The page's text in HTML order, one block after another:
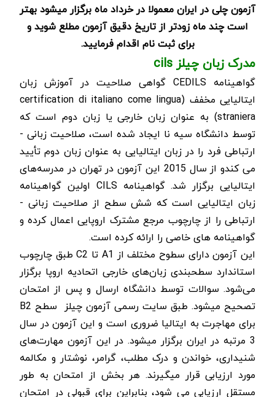
آزمون چلی در ایران معمولا در خرداد ماه برگزار می­شود بهتر
است چند ماه زودتر از تاریخ دقیق آزمون مطلع شوید و
برای ثبت نام اقدام فرمایید.
مدرک زبان چیلزcils
گواهینامه CEDILS گواهی صلاحیت در آموزش زبان
ایتالیایی مخفف (certification di italiano come lingua
straniera) به عنوان زبان خارجی یا زبان دوم است که
توسط دانشگاه سیه نا ایجاد شده است، صلاحیت زبانی -
ارتباطی فرد را در زبان ایتالیایی به عنوان زبان دوم تأیید
می کندو از سال 2015 این آزمون در تهران در مدرسه‌­های
ایتالیایی برگزار شد.گواهینامه CILS اولین گواهینامه
زبان ایتالیایی است که شش سطح از صلاحیت زبانی -
ارتباطی را از چارچوب مرجع مشترک اروپایی اعمال کرده و
گواهینامه های خاصی را ارائه کرده است.
این آزمون دارای سطوح مختلف از A1 تا C2طبق چارچوب
استاندارد سطح­بندی زبان­‌های خارجی اتحادیه اروپا برگزار
می‌شود. سوالات توسط دانشگاه ارسال و پس از امتحان
تصحیح می­شود. طبق سایت رسمی آزمون چیلز سطح B2
برای مهاجرت به ایتالیا ضروری است و این آزمون در سال
3 مرتبه در ایران برگزار می­شود.
در این آزمون مهارت­‌های
شنیداری، خواندن و درک مطلب، گرامر، نوشتار و مکالمه
مورد ارزیابی قرار می­گیرند. هر بخش از امتحان به طور
مستقل ارزیابی می شود، بنابراین برای قبولی در امتحان